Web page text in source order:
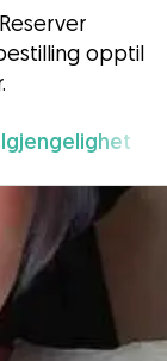
Reserver
opptil